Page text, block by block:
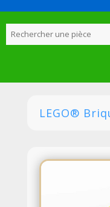
LEGO®